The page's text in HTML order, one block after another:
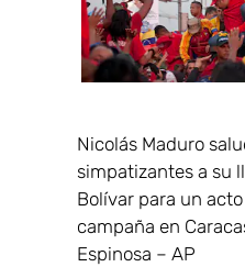
Nicolás Maduro
simpatizantes a su
Bolívar para un
campaña en
Espinosa – AP